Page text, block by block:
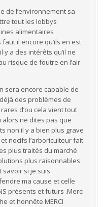
de l’environnement sa
tout les lobbys
alimentaires
il encore qu’ils en est
y a des intérêts qu’il ne
risque de foutre en l’air
sera encore capable de
des problèmes de
d’ou cela vient tout
alors ne dites pas que
non il y a bien plus grave
nocifs l’arboriculteur fait
plus traités du marché
plus raisonnables
si je suis
ma cause et celle
présents et futurs .Merci
et honnête MERCI